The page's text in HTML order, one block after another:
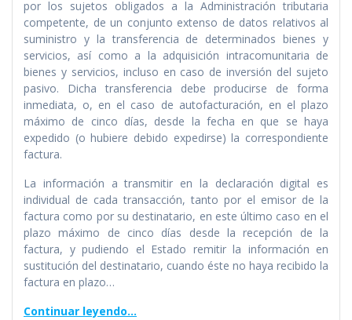
por los sujetos obligados a la Administración tributaria
competente, de un conjunto extenso de datos relativos al
suministro y la transferencia de determinados bienes y
servicios, así como a la adquisición intracomunitaria de
bienes y servicios, incluso en caso de inversión del sujeto
pasivo. Dicha transferencia debe producirse de forma
inmediata, o, en el caso de autofacturación, en el plazo
máximo de cinco días, desde la fecha en que se haya
expedido (o hubiere debido expedirse) la correspondiente
factura.
La información a transmitir en la declaración digital es
individual de cada transacción, tanto por el emisor de la
factura como por su destinatario, en este último caso en el
plazo máximo de cinco días desde la recepción de la
factura, y pudiendo el Estado remitir la información en
sustitución del destinatario, cuando éste no haya recibido la
factura en plazo…
Continuar leyendo…